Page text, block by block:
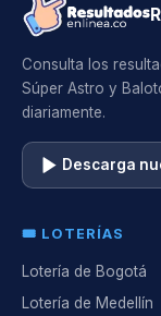
Consulta los
Súper Astro y
diariamente.
Descarga
🎟️ LOTERÍAS
Lotería de Bogotá
Lotería de Medellín